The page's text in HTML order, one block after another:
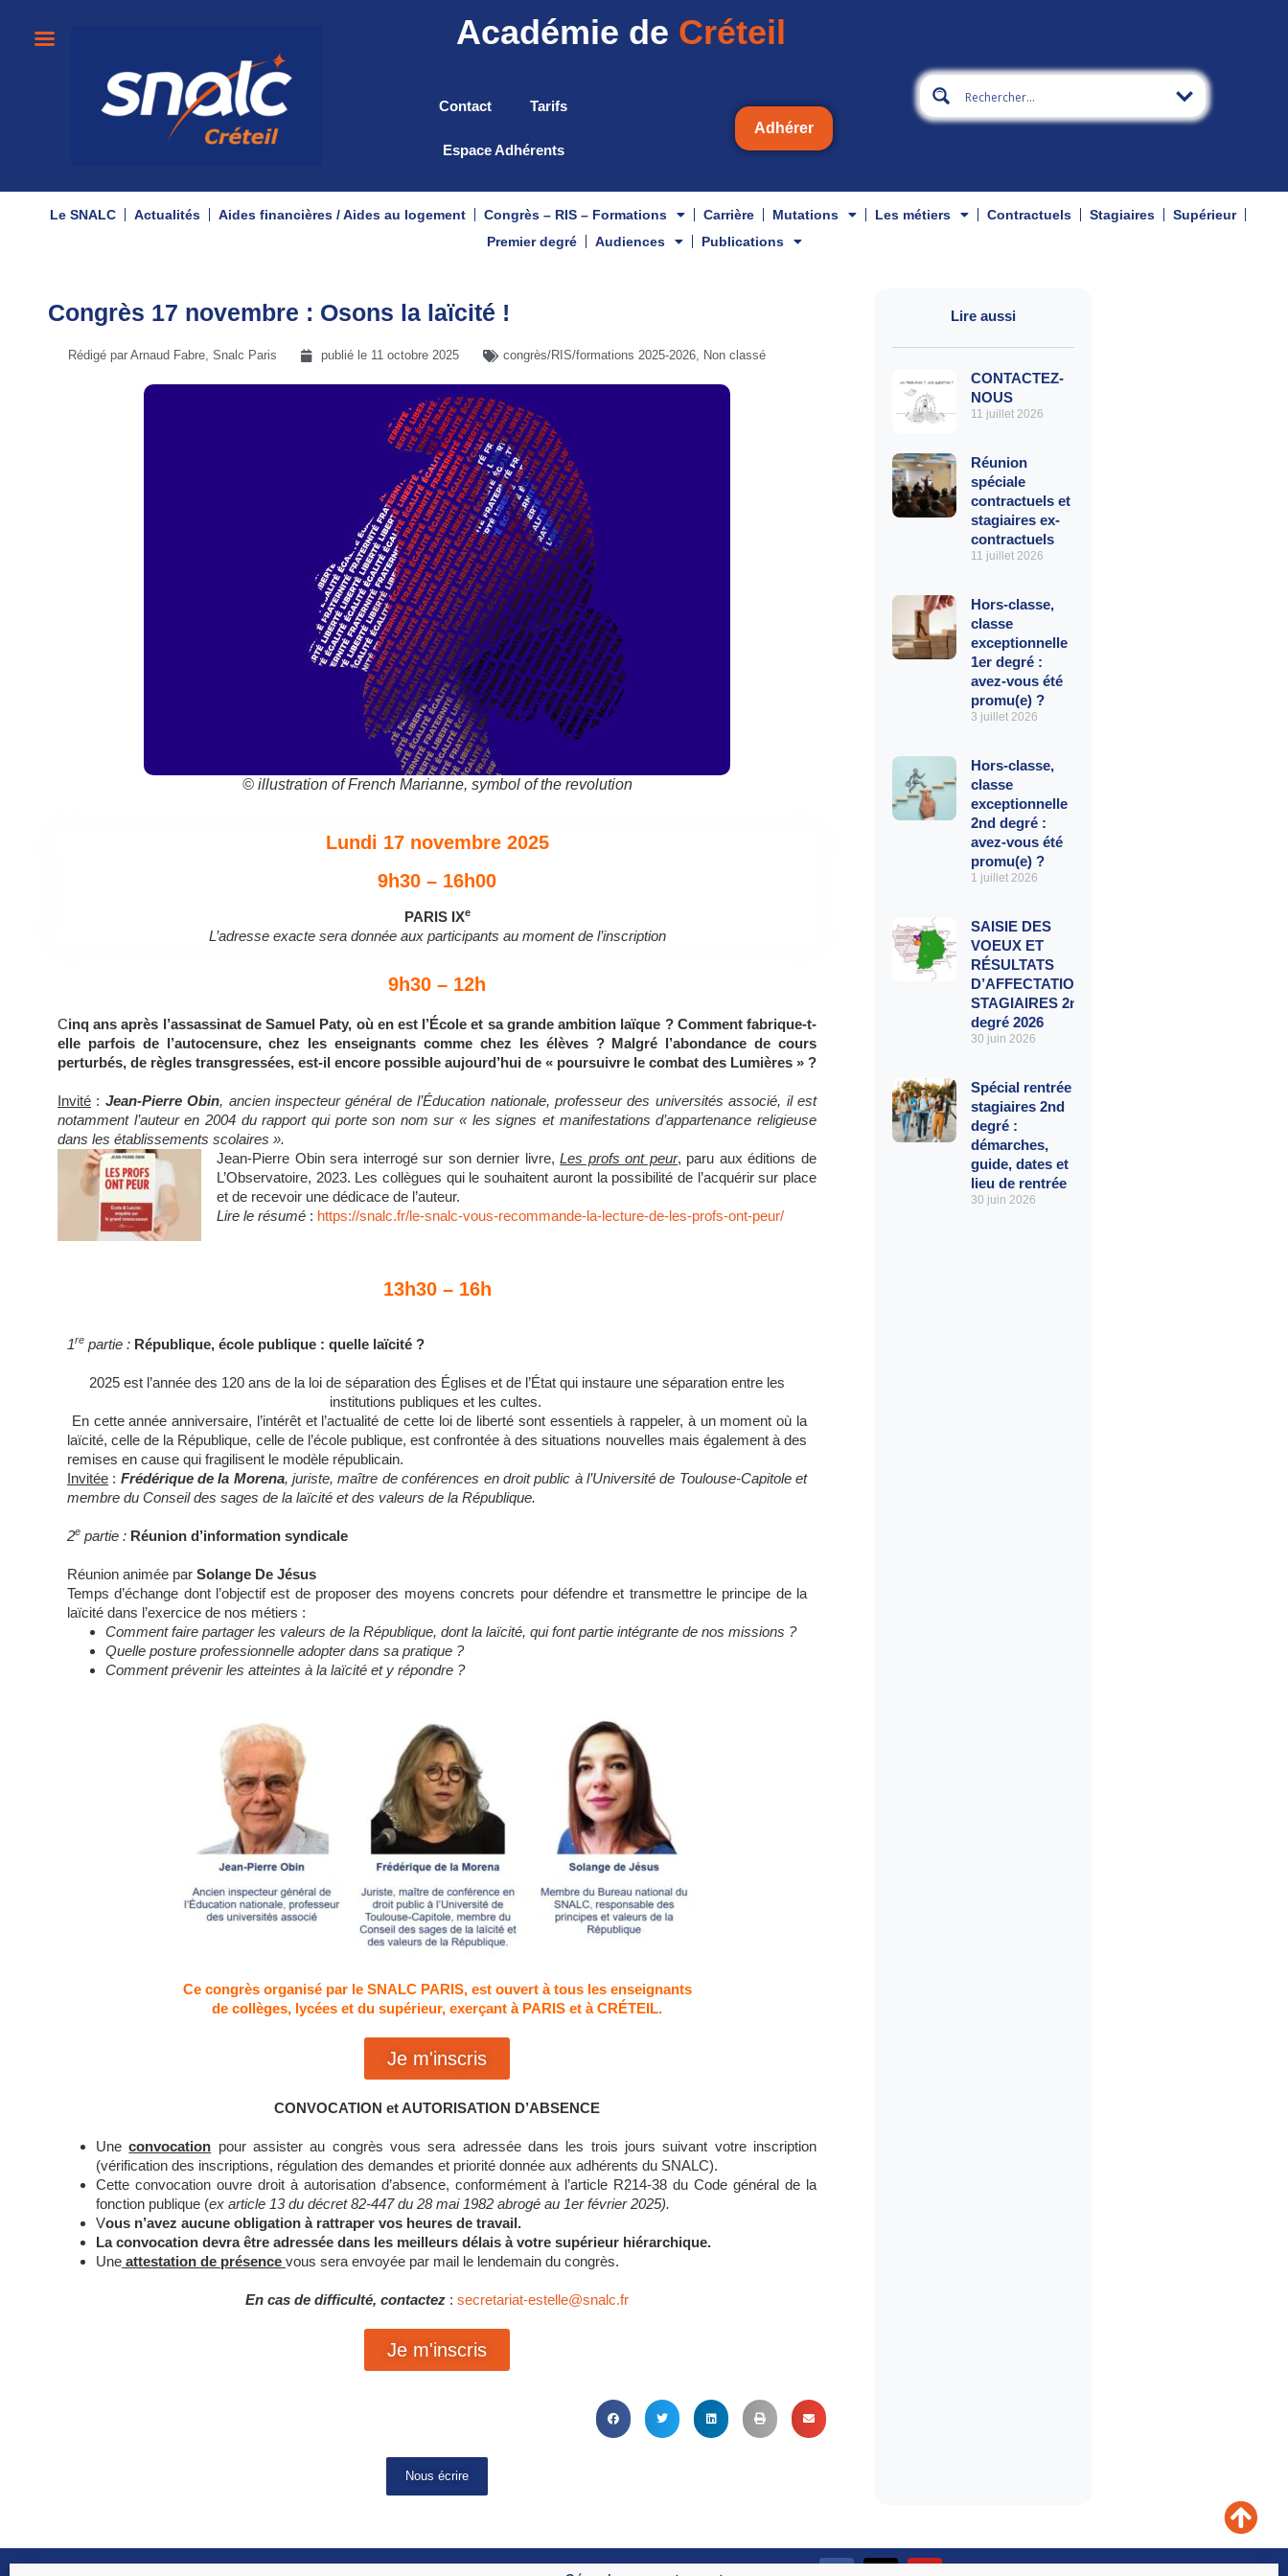
Académie de Créteil
Contact Tarifs
Espace Adhérents
Adhérer
Le SNALC Actualités Aides financières / Aides au logement Congrès – RIS – Formations Carrière Mutations Les métiers Contractuels Stagiaires
Supérieur
Premier degré
Audiences Publications
Congrès 17 novembre : Osons la laïcité !
Rédigé par Arnaud Fabre, Snalc Paris publié le 11 octobre 2025 congrès/RIS/formations 2025-2026, Non classé
© illustration of French Marianne, symbol of the revolution
Lundi 17 novembre 2025
9h30 – 16h00
PARIS IXe
L’adresse exacte sera donnée aux participants au moment de l’inscription
9h30 – 12h
Cinq ans après l’assassinat de Samuel Paty, où en est l’École et sa grande ambition laïque ? Comment fabrique-t-
elle parfois de l’autocensure, chez les enseignants comme chez les élèves ? Malgré l’abondance de cours
perturbés, de règles transgressées, est-il encore possible aujourd’hui de « poursuivre le combat des Lumières » ?
Invité : Jean-Pierre Obin, ancien inspecteur général de l’Éducation nationale, professeur des universités associé, il est
notamment l’auteur en 2004 du rapport qui porte son nom sur « les signes et manifestations d’appartenance religieuse
dans les établissements scolaires ».
Jean-Pierre Obin sera interrogé sur son dernier livre,Les profs ont peur, paru aux éditions de
L’Observatoire, 2023. Les collègues qui le souhaitent auront la possibilité de l’acquérir sur place
et de recevoir une dédicace de l’auteur.
Lire le résumé : https://snalc.fr/le-snalc-vous-recommande-la-lecture-de-les-profs-ont-peur/
13h30 – 16h
1re partie : République, école publique : quelle laïcité ?
2025 est l’année des 120 ans de la loi de séparation des Églises et de l’État qui instaure une séparation entre les
institutions publiques et les cultes.
En cette année anniversaire, l’intérêt et l’actualité de cette loi de liberté sont essentiels à rappeler, à un moment où la
laïcité, celle de la République, celle de l’école publique, est confrontée à des situations nouvelles mais également à des
remises en cause qui fragilisent le modèle républicain.
Invitée : Frédérique de la Morena, juriste, maître de conférences en droit public à l’Université de Toulouse-Capitole et
membre du Conseil des sages de la laïcité et des valeurs de la République.
2e partie : Réunion d’information syndicale
Réunion animée par Solange De Jésus
Temps d’échange dont l’objectif est de proposer des moyens concrets pour défendre et transmettre le principe de la
laïcité dans l’exercice de nos métiers :
Comment faire partager les valeurs de la République, dont la laïcité, qui font partie intégrante de nos missions ?
Quelle posture professionnelle adopter dans sa pratique ?
Comment prévenir les atteintes à la laïcité et y répondre ?
Ce congrès organisé par le SNALC PARIS, est ouvert à tous les enseignants
de collèges, lycées et du supérieur, exerçant à PARIS et à CRÉTEIL.
Je m'inscris
CONVOCATION et AUTORISATION D’ABSENCE
Uneconvocation pour assister au congrès vous sera adressée dans les trois jours suivant votre inscription
(vérification des inscriptions, régulation des demandes et priorité donnée aux adhérents du SNALC).
Cette convocation ouvre droit à autorisation d’absence, conformément à l’article R214-38 du Code général de la
fonction publique (ex article 13 du décret 82-447 du 28 mai 1982 abrogé au 1er février 2025).
Vous n’avez aucune obligation à rattraper vos heures de travail.
La convocation devra être adressée dans les meilleurs délais à votre supérieur hiérarchique.
Une attestation de présence vous sera envoyée par mail le lendemain du congrès.
En cas de difficulté, contactez : secretariat-estelle@snalc.fr
Je m'inscris
Nous écrire
Lire aussi
CONTACTEZ-
NOUS
11 juillet 2026
Réunion
spéciale
contractuels et
stagiaires ex-
contractuels
11 juillet 2026
Hors-classe,
classe
exceptionnelle
1er degré :
avez-vous été
promu(e) ?
3 juillet 2026
Hors-classe,
classe
exceptionnelle
2nd degré :
avez-vous été
promu(e) ?
1 juillet 2026
SAISIE DES
VOEUX ET
RÉSULTATS
D’AFFECTATIONS
STAGIAIRES 2nd
degré 2026
30 juin 2026
Spécial rentrée
stagiaires 2nd
degré :
démarches,
guide, dates et
lieu de rentrée
30 juin 2026